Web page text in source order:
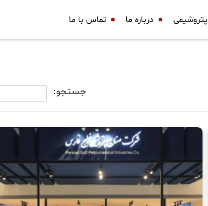
پتروشیمی درباره ما تماس با ما
جستجو: